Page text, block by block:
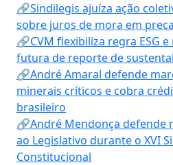
🔗Sindilegis ajuíza ação
sobre juros de mora em
🔗CVM flexibiliza regra ESG
futura de reporte de
🔗André Amaral defende
minerais críticos e cobra
brasileiro
🔗André Mendonça defende
ao Legislativo durante o XVI
Constitucional